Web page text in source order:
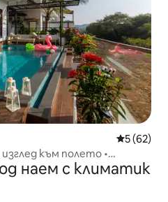
Средна
5 (62)
изглед към полето •
наем с климатик